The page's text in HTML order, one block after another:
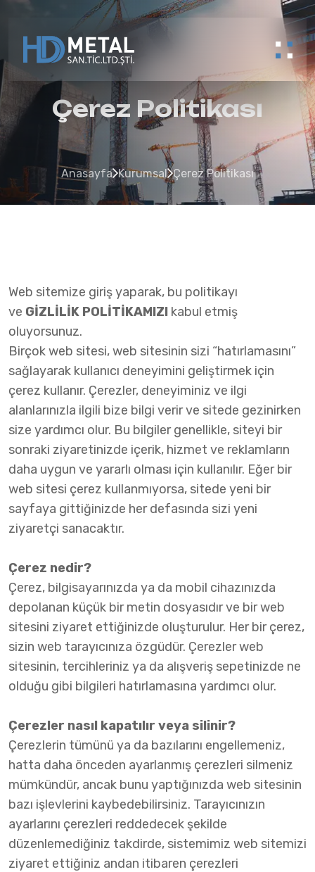
Çerez Politikası
Anasayfa Kurumsal Çerez Politikası
Web sitemize giriş yaparak, bu politikayı
ve GİZLİLİK POLİTİKAMIZI kabul etmiş
oluyorsunuz.
Birçok web sitesi, web sitesinin sizi “hatırlamasını”
sağlayarak kullanıcı deneyimini geliştirmek için
çerez kullanır. Çerezler, deneyiminiz ve ilgi
alanlarınızla ilgili bize bilgi verir ve sitede gezinirken
size yardımcı olur. Bu bilgiler genellikle, siteyi bir
sonraki ziyaretinizde içerik, hizmet ve reklamların
daha uygun ve yararlı olması için kullanılır. Eğer bir
web sitesi çerez kullanmıyorsa, sitede yeni bir
sayfaya gittiğinizde her defasında sizi yeni
ziyaretçi sanacaktır.
Çerez nedir?
Çerez, bilgisayarınızda ya da mobil cihazınızda
depolanan küçük bir metin dosyasıdır ve bir web
sitesini ziyaret ettiğinizde oluşturulur. Her bir çerez,
sizin web tarayıcınıza özgüdür. Çerezler web
sitesinin, tercihleriniz ya da alışveriş sepetinizde ne
olduğu gibi bilgileri hatırlamasına yardımcı olur.
Çerezler nasıl kapatılır veya silinir?
Çerezlerin tümünü ya da bazılarını engellemeniz,
hatta daha önceden ayarlanmış çerezleri silmeniz
mümkündür, ancak bunu yaptığınızda web sitesinin
bazı işlevlerini kaybedebilirsiniz. Tarayıcınızın
ayarlarını çerezleri reddedecek şekilde
düzenlemediğiniz takdirde, sistemimiz web sitemizi
ziyaret ettiğiniz andan itibaren çerezleri